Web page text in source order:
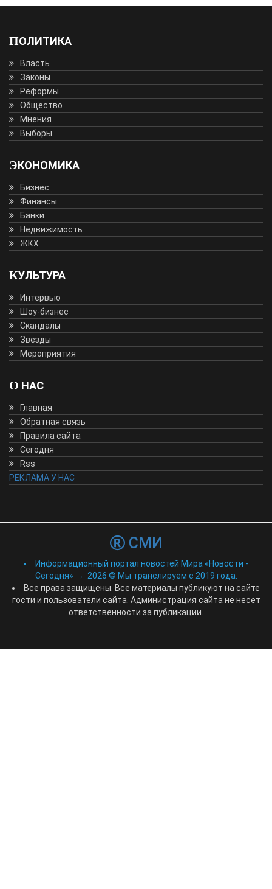
ПОЛИТИКА
Власть
Законы
Реформы
Общество
Мнения
Выборы
ЭКОНОМИКА
Бизнес
Финансы
Банки
Недвижимость
ЖКХ
КУЛЬТУРА
Интервью
Шоу-бизнес
Скандалы
Звезды
Мероприятия
О НАС
Главная
Обратная связь
Правила сайта
Сегодня
Rss
РЕКЛАМА У НАС
СМИ
Информационный портал новостей Мира «Новости -
Сегодня» → 2026 © Мы транслируем с 2019 года.
Все права защищены. Все материалы публикуют на сайте
гости и пользователи сайта. Администрация сайта не несет
ответственности за публикации.